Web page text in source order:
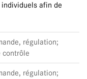
afin de
régulation;
contrôle
régulation;